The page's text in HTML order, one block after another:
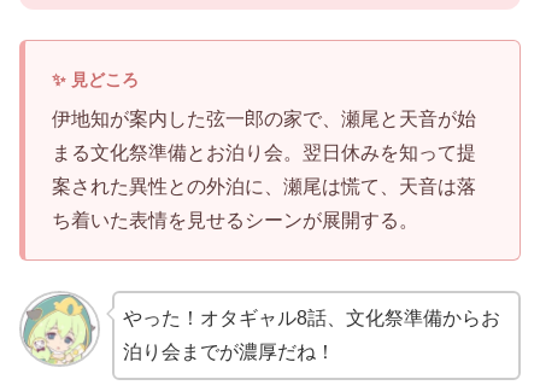
伊地知が案内した弦一郎の家で、瀬尾と天音が始
まる文化祭準備とお泊り会。翌日休みを知って提
案された異性との外泊に、瀬尾は慌て、天音は落
ち着いた表情を見せるシーンが展開する。
やった！オタギャル8話、文化祭準備からお
泊り会までが濃厚だね！